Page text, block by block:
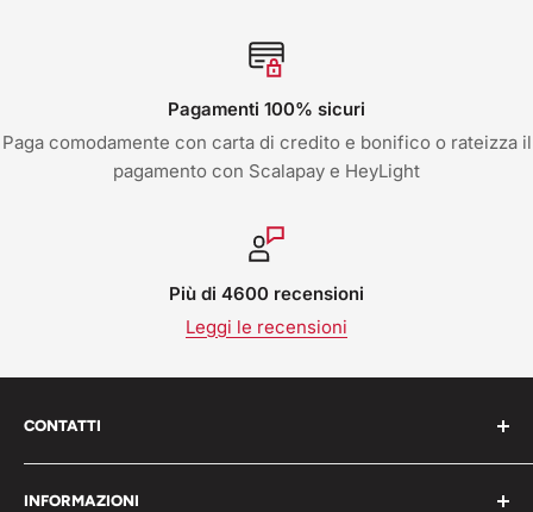
Pagamenti 100% sicuri
Paga comodamente con carta di credito e bonifico o rateizza il
pagamento con Scalapay e HeyLight
Più di 4600 recensioni
Leggi le recensioni
CONTATTI
Work Shop s.r.l. via varese 160 - 22076 Mozzate (CO)
Italia
INFORMAZIONI